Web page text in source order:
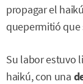
propagar el
quepermitió que
Su labor estuvo
haikú, con una